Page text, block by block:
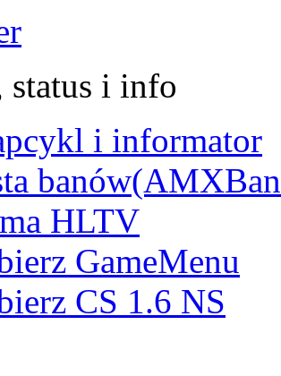
status i info
i informator
HLTV
GameMenu
CS 1.6 NS